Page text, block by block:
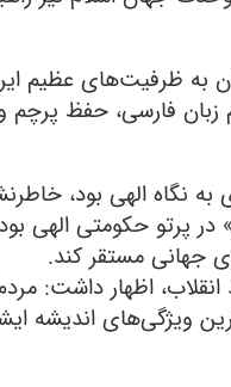
به ظرفیت‌های عظیم
زبان فارسی، حفظ پرچم
سال ۱۳۵۷ تغییر ماهیت از نگاه مادی به نگاه
پرتو حکومتی الهی بود
جهانی مستقر کند.
اظهار داشت:
ویژگی‌های اندیشه